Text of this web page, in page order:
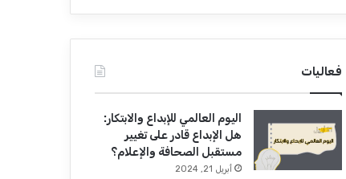
فعاليات
اليوم العالمي للإبداع والابتكار:
هل الإبداع قادر على تغيير
مستقبل الصحافة والإعلام؟
أبريل 21, 2024